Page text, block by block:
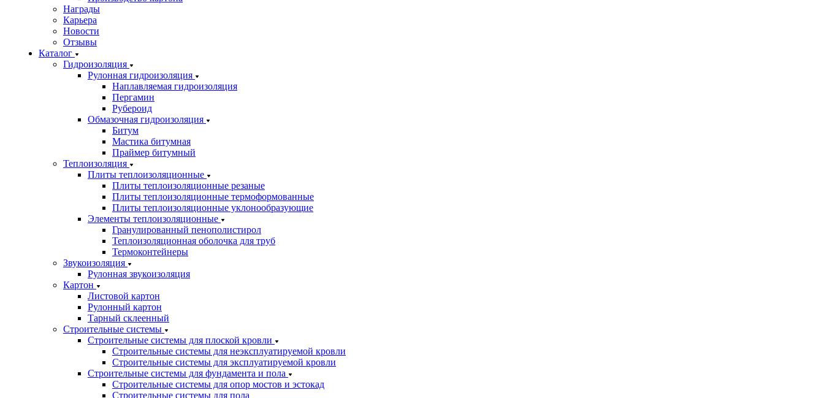
Награды
Карьера
Новости
Отзывы
Каталог
Гидроизоляция
Рулонная гидроизоляция
Наплавляемая гидроизоляция
Пергамин
Рубероид
Обмазочная гидроизоляция
Битум
Мастика битумная
Праймер битумный
Теплоизоляция
Плиты теплоизоляционные
Плиты теплоизоляционные резаные
Плиты теплоизоляционные термоформованные
Плиты теплоизоляционные уклонообразующие
Элементы теплоизоляционные
Гранулированный пенополистирол
Теплоизоляционная оболочка для труб
Термоконтейнеры
Звукоизоляция
Рулонная звукоизоляция
Картон
Листовой картон
Рулонный картон
Тарный склеенный
Строительные системы
Строительные системы для плоской кровли
Строительные системы для неэксплуатируемой кровли
Строительные системы для эксплуатируемой кровли
Строительные системы для фундамента и пола
Строительные системы для опор мостов и эстокад
Строительные системы для пола